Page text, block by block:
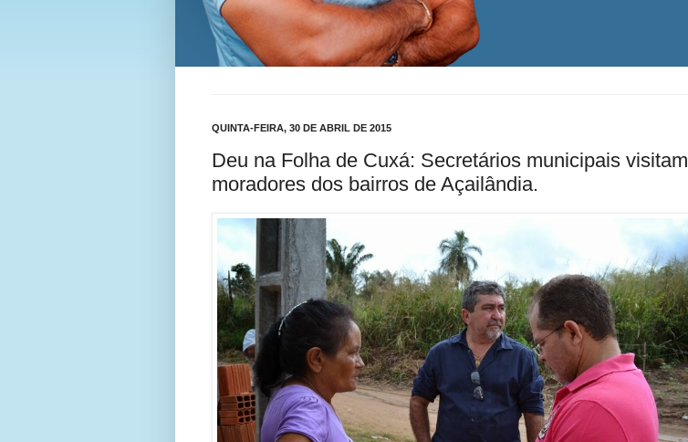
QUINTA-FEIRA, 30 DE ABRIL DE 2015
Deu na Folha de Cuxá: Secretários municipais visitam
moradores dos bairros de Açailândia.